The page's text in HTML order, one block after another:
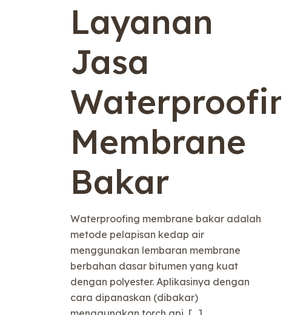
Layanan
Jasa
Membrane
Bakar
Waterproofing membrane bakar adalah
metode pelapisan kedap air
menggunakan lembaran membrane
berbahan dasar bitumen yang kuat
dengan polyester. Aplikasinya dengan
cara dipanaskan (dibakar)